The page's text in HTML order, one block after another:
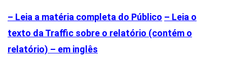
– Leia a matéria completa do Público – Leia o
texto da Traffic sobre o relatório (contém o
relatório) – em inglês